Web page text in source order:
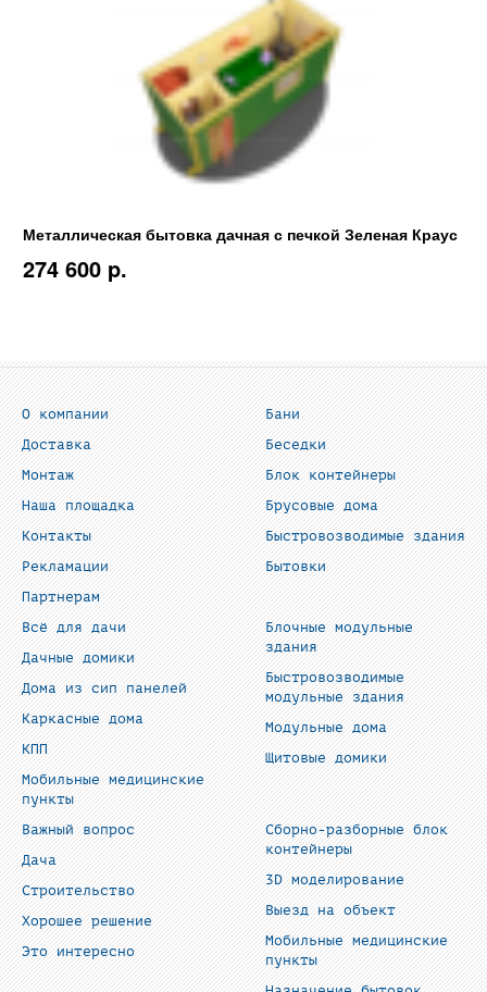
Металлическая бытовка дачная с печкой Зеленая Краус
274 600 p.
О компании
Доставка
Монтаж
Наша площадка
Контакты
Рекламации
Партнерам
Бани
Беседки
Блок контейнеры
Брусовые дома
Быстровозводимые здания
Бытовки
Всё для дачи
Дачные домики
Дома из сип панелей
Каркасные дома
КПП
Мобильные медицинские
пункты
Блочные модульные
здания
Быстровозводимые
модульные здания
Модульные дома
Щитовые домики
Важный вопрос
Дача
Строительство
Хорошее решение
Это интересно
Сборно-разборные блок
контейнеры
3D моделирование
Выезд на объект
Мобильные медицинские
пункты